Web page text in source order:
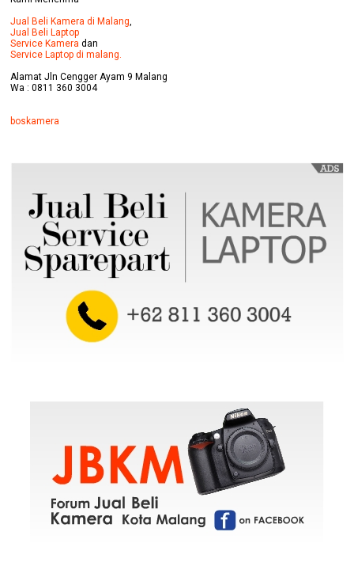
Jual Beli Kamera di Malang
Jual Beli Laptop
Service Kamera dan
Service Laptop di malang.
Alamat Jln Cengger Ayam 9 Malang
Wa : 0811 360 3004
boskamera